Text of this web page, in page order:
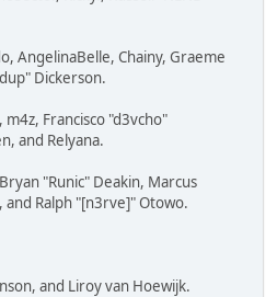
AngelinaBelle, Chainy, Graeme
Dickerson.
Francisco "d3vcho"
and Relyana.
"Runic" Deakin, Marcus
and Ralph "[n3rve]" Otowo.
and Liroy van Hoewijk.